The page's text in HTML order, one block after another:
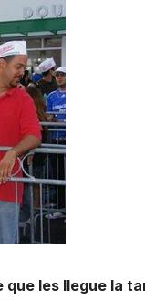
les llegue la